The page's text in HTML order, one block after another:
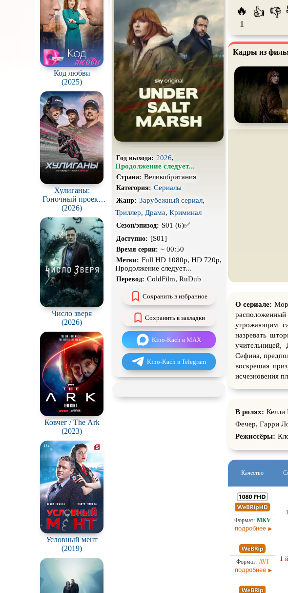
Код любви
(2025)
Хулиганы:
Гоночный проект
ARCH / Hooligans:
The ARCH Racing
Project
(2026)
Число зверя
(2026)
Ковчег / The Ark
(2023)
Условный мент
(2019)
Про апокалипсис Про богов
Про ведьм
Про гонки Про деревню
Про животных Про зомби
Про космос
Про любовь
Про оборотней
Про роботов
Про рыцарей
Про снайперов
Про тюрьму
Про шпионов
Роуд-муви
Стимпанк
Экранизация
Год выхода: 2026,
Продолжение следует...
Страна: Великобритания
Категория: Сериалы
Жанр: Зарубежный сериал,
Триллер, Драма, Криминал
Сезон/эпизод: S01 (6)✅
Доступно: [S01]
Время серии: ~ 00:50
Метки: Full HD 1080p, HD 720p,
Продолжение следует...
Перевод: ColdFilm, RuDub
Сохранить в избранное
Сохранить в закладки
Kino-Kach в MAX
Kino-Kach в Telegram
🔥
1
👍 👎
Кадры из
О сериале:
угрожающим
назревать
учительницей,
Сефина,
воскрешая
исчезновения
В ролях: Келли
Фечер, Гарри
Режиссёры:
Качество
подробнее
подробнее
1-